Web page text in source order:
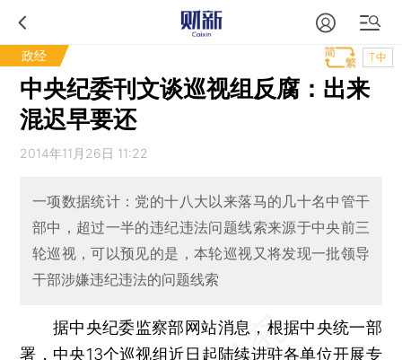
政经 T中
中央纪委刊文谈巡视组反腐：出来
混迟早要还
2014年11月26日 11:22
一项数据统计：党的十八大以来落马的几十名中管干
部中，超过一半的违纪违法问题线索来源于中央前三
轮巡视，可以预见的是，本轮巡视又将发现一批领导
干部涉嫌违纪违法的问题线索
据中央纪委监察部网站消息，根据中央统一部
署，中央13个巡视组近日起陆续进驻各单位开展专